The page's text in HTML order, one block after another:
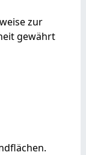
zur
gewährt